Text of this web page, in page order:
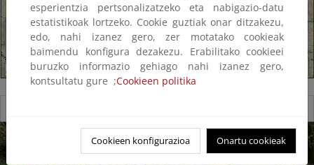
esperientzia pertsonalizatzeko eta nabigazio-datu
estatistikoak lortzeko. Cookie guztiak onar ditzakezu,
edo, nahi izanez gero, zer motatako cookieak
baimendu konfigura dezakezu. Erabilitako cookieei
buruzko informazio gehiago nahi izanez gero,
kontsultatu gure ;Cookieen politika
Cookieen konfigurazioa Onartu cookieak